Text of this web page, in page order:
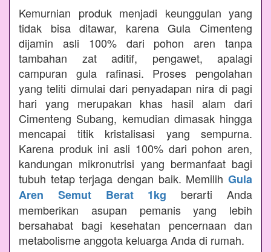
Kemurnian produk menjadi keunggulan yang
tidak bisa ditawar, karena Gula Cimenteng
dijamin asli 100% dari pohon aren tanpa
tambahan zat aditif, pengawet, apalagi
campuran gula rafinasi. Proses pengolahan
yang teliti dimulai dari penyadapan nira di pagi
hari yang merupakan khas hasil alam dari
Cimenteng Subang, kemudian dimasak hingga
mencapai titik kristalisasi yang sempurna.
Karena produk ini asli 100% dari pohon aren,
kandungan mikronutrisi yang bermanfaat bagi
tubuh tetap terjaga dengan baik. Memilih Gula
Aren Semut Berat 1kg berarti Anda
memberikan asupan pemanis yang lebih
bersahabat bagi kesehatan pencernaan dan
metabolisme anggota keluarga Anda di rumah.